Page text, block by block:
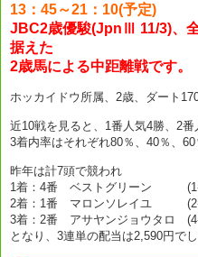
13：45～21：10(予定)
JBC2歳優駿(JpnⅢ 11/3)、
据えた
2歳馬による中距離戦です。
ホッカイドウ所属、2歳、ダート
近10戦を見ると、1番人気4勝、2番
3着内率はそれぞれ80％、40％、60
昨年は計7頭で競われ
1着：4番 ベストグリーン (1番
2着：1番 マロンソレイユ (2番
3着：2番 アサヤンジョウタロ (4
となり、3連単の配当は2,590円でし